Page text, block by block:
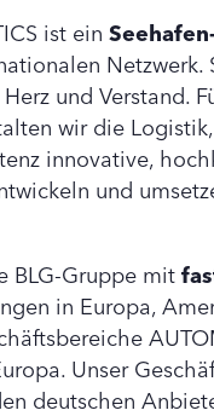
ist ein
Netzwerk.
und Verstand.
wir die
innovative,
und
BLG-Gruppe mit
in Europa,
Unser
deutschen